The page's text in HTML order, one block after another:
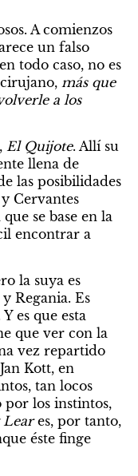
A comienzos
un falso
todo caso, no es
más que
a los
El Quijote. Allí su
llena de
las posibilidades
Cervantes
se base en la
encontrar a
la suya es
Regania. Es
es que esta
que ver con la
vez repartido
su reino entre sus hijas, ellas no cumplen su palabra de cuidarlo en sus castillos. Jan Kott, en
tan locos
por los instintos,
Lear es, por tanto,
éste finge